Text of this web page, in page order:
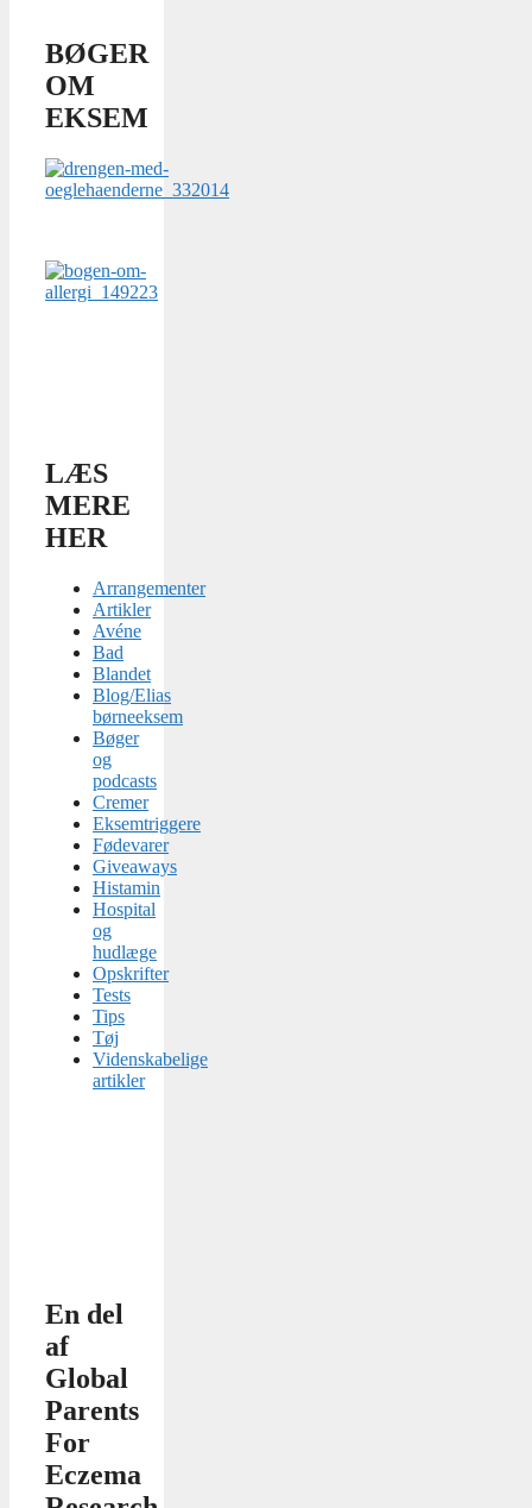
BØGER
OM
EKSEM
LÆS
MERE
HER
Arrangementer
Artikler
Avéne
Bad
Blandet
Blog/Elias
børneeksem
Bøger
og
podcasts
Cremer
Eksemtriggere
Fødevarer
Giveaways
Histamin
Hospital
og
hudlæge
Opskrifter
Tests
Tips
Tøj
Videnskabelige
artikler
En del
af
Global
Parents
For
Eczema